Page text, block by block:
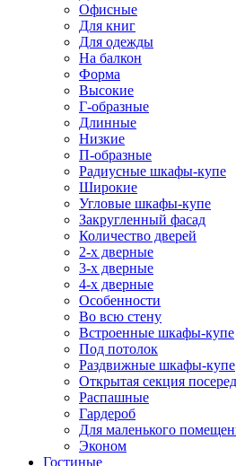
Офисные
Для книг
Для одежды
На балкон
Форма
Высокие
Г-образные
Длинные
Низкие
П-образные
Радиусные шкафы-купе
Широкие
Угловые шкафы-купе
Закругленный фасад
Количество дверей
2-х дверные
3-х дверные
4-х дверные
Особенности
Во всю стену
Встроенные шкафы-купе
Под потолок
Раздвижные шкафы-купе
Открытая секция
Распашные
Гардероб
Для маленького
Эконом
Гостиные